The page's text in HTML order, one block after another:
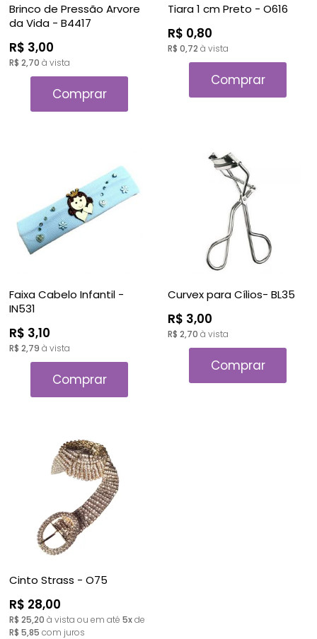
Brinco de Pressão Arvore
da Vida - B4417
R$ 3,00
R$ 2,70 à vista
Comprar
Tiara 1 cm Preto - O616
R$ 0,80
R$ 0,72 à vista
Comprar
Faixa Cabelo Infantil -
IN531
R$ 3,10
R$ 2,79 à vista
Comprar
Curvex para Cílios- BL35
R$ 3,00
R$ 2,70 à vista
Comprar
Cinto Strass - O75
R$ 28,00
R$ 25,20 à vista ou em até 5xde
R$ 5,85 com juros